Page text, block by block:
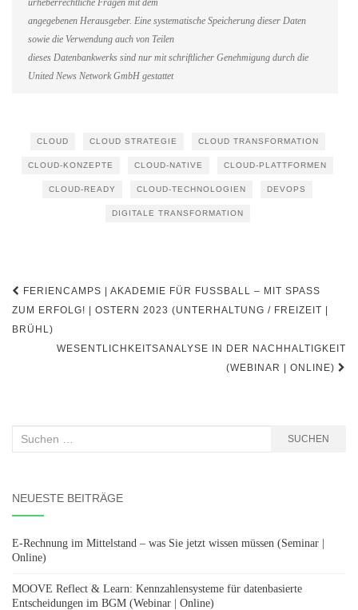
urheberrechtliche Fragen mit dem
angegebenen Herausgeber. Eine systematische Speicherung dieser Daten
sowie die Verwendung auch von Teilen
dieses Datenbankwerks sind nur mit schriftlicher Genehmigung durch die
United News Network GmbH gestattet
CLOUD CLOUD STRATEGIE CLOUD TRANSFORMATION
CLOUD-KONZEPTE CLOUD-NATIVE CLOUD-PLATTFORMEN
CLOUD-READY CLOUD-TECHNOLOGIEN DEVOPS
DIGITALE TRANSFORMATION
Beitragsnavigation
FERIENCAMPS | AKADEMIE FÜR FUSSBALL – MIT SPASS ZU
M ERFOLG! | OSTERN 2023 (UNTERHALTUNG / FREIZEIT | BR
ÜHL)
WESENTLICHKEITSANALYSE IN DER NACHHALTIGKEIT
(WEBINAR | ONLINE)
Suchen
SUCHEN
NEUESTE BEITRÄGE
E-Rechnung im Mittelstand – was Sie jetzt wissen müssen (Seminar |
Online)
MOOVE Reflect & Learn: Kennzahlensysteme für datenbasierte
Entscheidungen im BGM (Webinar | Online)